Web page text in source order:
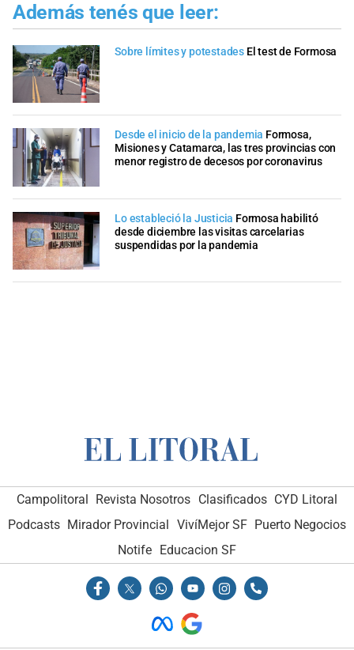
Además tenés que leer:
Sobre límites y potestades El test de Formosa
Desde el inicio de la pandemia Formosa,
Misiones y Catamarca, las tres provincias con
menor registro de decesos por coronavirus
Lo estableció la Justicia Formosa habilitó
desde diciembre las visitas carcelarias
suspendidas por la pandemia
Campolitoral Revista Nosotros Clasificados CYD Litoral
Podcasts Mirador Provincial VivíMejor SF Puerto Negocios
Notife Educacion SF